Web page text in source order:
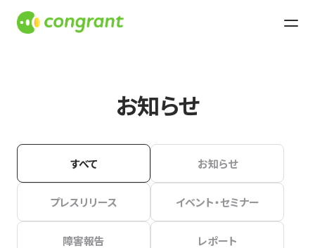
お知らせ
すべて お知らせ
プレスリリース イベント・セミナー
障害報告 レポート